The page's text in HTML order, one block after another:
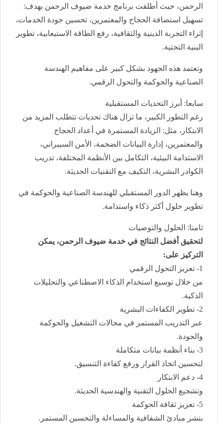
الرحمن، حيث أطلقت برنامج خدمة ضيوف الرحمن بهدف:
تسهيل استضافة الحجاج والمعتمرين، تحسين جودة الخدمات،
إثراء التجربة الدينية والثقافية، رفع الطاقة الاستيعابية، تطوير
البنية التحتية.
وتعتمد هذه الجهود بشكل كبير على مفاهيم الهندسة
الصناعية والحوكمة والتحول الرقمي.
سابعا: أبرز التحديات المستقبلية
رغم التطور الكبير، ما تزال هناك تحديات تتطلب المزيد من
الابتكار، مثل: الزيادة المستمرة في أعداد الحجاج
والمعتمرين، إدارة البيانات الضخمة، الأمن السيبراني،
الاستدامة البيئية، التكامل بين الأنظمة المختلفة، تدريب
الكوادر البشرية، التكيف مع التقنيات الحديثة.
وهنا يظهر الدور المستقبلي للهندسة الصناعية والحوكمة في
تطوير حلول أكثر ذكاء واستدامة.
ثامنا: الحلول والتوصيات
لتحقيق أفضل النتائج في خدمة ضيوف الرحمن، يمكن
التركيز على:
1- تعزيز التحول الرقمي
من خلال توسيع استخدام الذكاء الاصطناعي والتحليلات
الذكية.
2- تطوير الكفاءات البشرية
عبر التدريب المستمر في مجالات التشغيل والحوكمة
والجودة.
3- بناء أنظمة بيانات متكاملة
لتحسين اتخاذ القرار ورفع كفاءة التنسيق.
4- دعم الابتكار
وتشجيع الحلول التقنية والهندسية الحديثة.
5- تعزيز ثقافة الحوكمة
بنشر مبادئ الشفافية والمساءلة والتحسين المستمر.